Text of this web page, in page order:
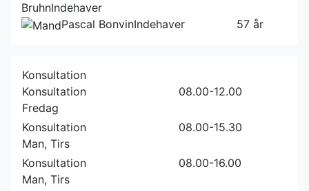
BruhnIndehaver
Pascal BonvinIndehaver 57 år
Konsultation
Konsultation
08.00-12.00
Fredag
Konsultation
08.00-15.30
Man, Tirs
Konsultation
08.00-16.00
Man, Tirs